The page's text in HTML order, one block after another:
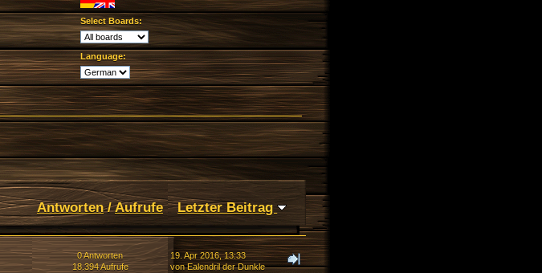
Select Boards:
Language:
Antworten/Aufrufe Letzter Beitrag
0 Antworten
18.394 Aufrufe
19. Apr 2016, 13:33
von Ealendril der Dunkle